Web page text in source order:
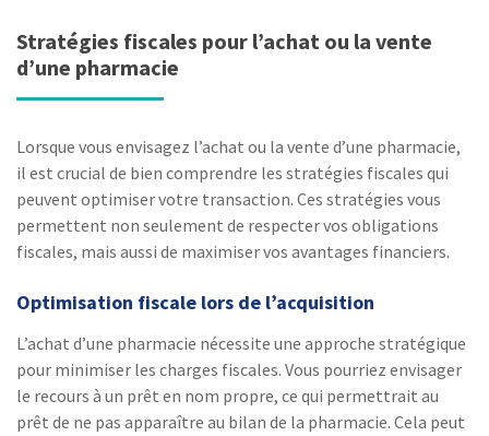
Stratégies fiscales pour l’achat ou la vente
d’une pharmacie
Lorsque vous envisagez l’achat ou la vente d’une pharmacie,
il est crucial de bien comprendre les stratégies fiscales qui
peuvent optimiser votre transaction. Ces stratégies vous
permettent non seulement de respecter vos obligations
fiscales, mais aussi de maximiser vos avantages financiers.
Optimisation fiscale lors de l’acquisition
L’achat d’une pharmacie nécessite une approche stratégique
pour minimiser les charges fiscales. Vous pourriez envisager
le recours à un prêt en nom propre, ce qui permettrait au
prêt de ne pas apparaître au bilan de la pharmacie. Cela peut